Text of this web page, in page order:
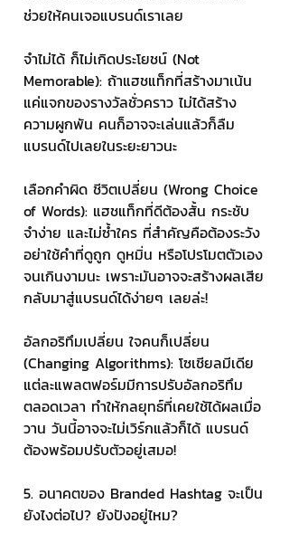
ช่วยให้คนเจอแบรนด์เราเลย
จำไม่ได้ ก็ไม่เกิดประโยชน์ (Not
Memorable): ถ้าแฮชแท็กที่สร้างมาเน้น
แค่แจกของรางวัลชั่วคราว ไม่ได้สร้าง
ความผูกพัน คนก็อาจจะเล่นแล้วก็ลืม
แบรนด์ไปเลยในระยะยาวนะ
เลือกคำผิด ชีวิตเปลี่ยน (Wrong Choice
of Words): แฮชแท็กที่ดีต้องสั้น กระชับ
จำง่าย และไม่ซ้ำใคร ที่สำคัญคือต้องระวัง
อย่าใช้คำที่ดูถูก ดูหมิ่น หรือโปรโมตตัวเอง
จนเกินงามนะ เพราะมันอาจจะสร้างผลเสีย
กลับมาสู่แบรนด์ได้ง่ายๆ เลยล่ะ!
อัลกอริทึมเปลี่ยน ใจคนก็เปลี่ยน
(Changing Algorithms): โซเชียลมีเดีย
แต่ละแพลตฟอร์มมีการปรับอัลกอริทึม
ตลอดเวลา ทำให้กลยุทธ์ที่เคยใช้ได้ผลเมื่อ
วาน วันนี้อาจจะไม่เวิร์กแล้วก็ได้ แบรนด์
ต้องพร้อมปรับตัวอยู่เสมอ!
5. อนาคตของ Branded Hashtag จะเป็น
ยังไงต่อไป? ยังปังอยู่ไหม?